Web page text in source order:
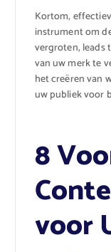
Kortom,
instrument om
vergroten, leads
van uw merk te
het creëren van
uw publiek voor
8
voor